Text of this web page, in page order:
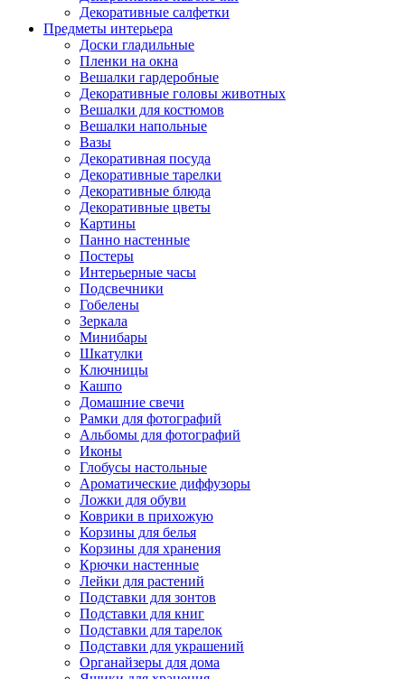
Декоративные салфетки
Предметы интерьера
Доски гладильные
Пленки на окна
Вешалки гардеробные
Декоративные головы животных
Вешалки для костюмов
Вешалки напольные
Вазы
Декоративная посуда
Декоративные тарелки
Декоративные блюда
Декоративные цветы
Картины
Панно настенные
Постеры
Интерьерные часы
Подсвечники
Гобелены
Зеркала
Минибары
Шкатулки
Ключницы
Кашпо
Домашние свечи
Рамки для фотографий
Альбомы для фотографий
Иконы
Глобусы настольные
Ароматические диффузоры
Ложки для обуви
Коврики в прихожую
Корзины для белья
Корзины для хранения
Крючки настенные
Лейки для растений
Подставки для зонтов
Подставки для книг
Подставки для тарелок
Подставки для украшений
Органайзеры для дома